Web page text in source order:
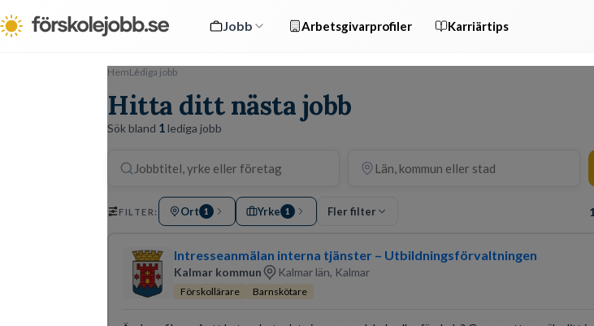
Jobb Arbetsgivarprofiler Karriärtips
HemLediga jobb
Hitta ditt nästa jobb
Sök bland 1 lediga jobb
FILTER: Ort 1 Yrke 1 Fler filter
Intresseanmälan interna tjänster – Utbildningsförvaltningen
Kalmar kommun Kalmar län, Kalmar
Förskollärare Barnskötare